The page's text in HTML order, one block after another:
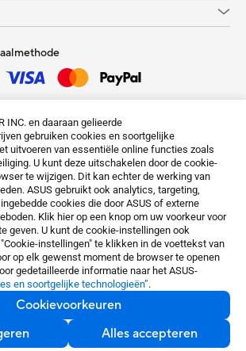
INC. en daaraan gelieerde
gebruiken cookies en soortgelijke
uitvoeren van essentiële online functies zoals
U kunt deze uitschakelen door de cookie-
te wijzigen. Dit kan echter de werking van
ASUS gebruikt ook analytics, targeting,
cookies die door ASUS of externe
Klik hier op een knop om uw voorkeur voor
geven. U kunt de cookie-instellingen ook
instellingen" te klikken in de voettekst van
op elk gewenst moment de browser te openen
gedetailleerde informatie naar het ASUS-
en soortgelijke technologieën”.
Cookievoorkeuren
Alles accepteren
Aanmelden
Inc. All rights reserved.
Privacy Policy Cookievoorkeuren